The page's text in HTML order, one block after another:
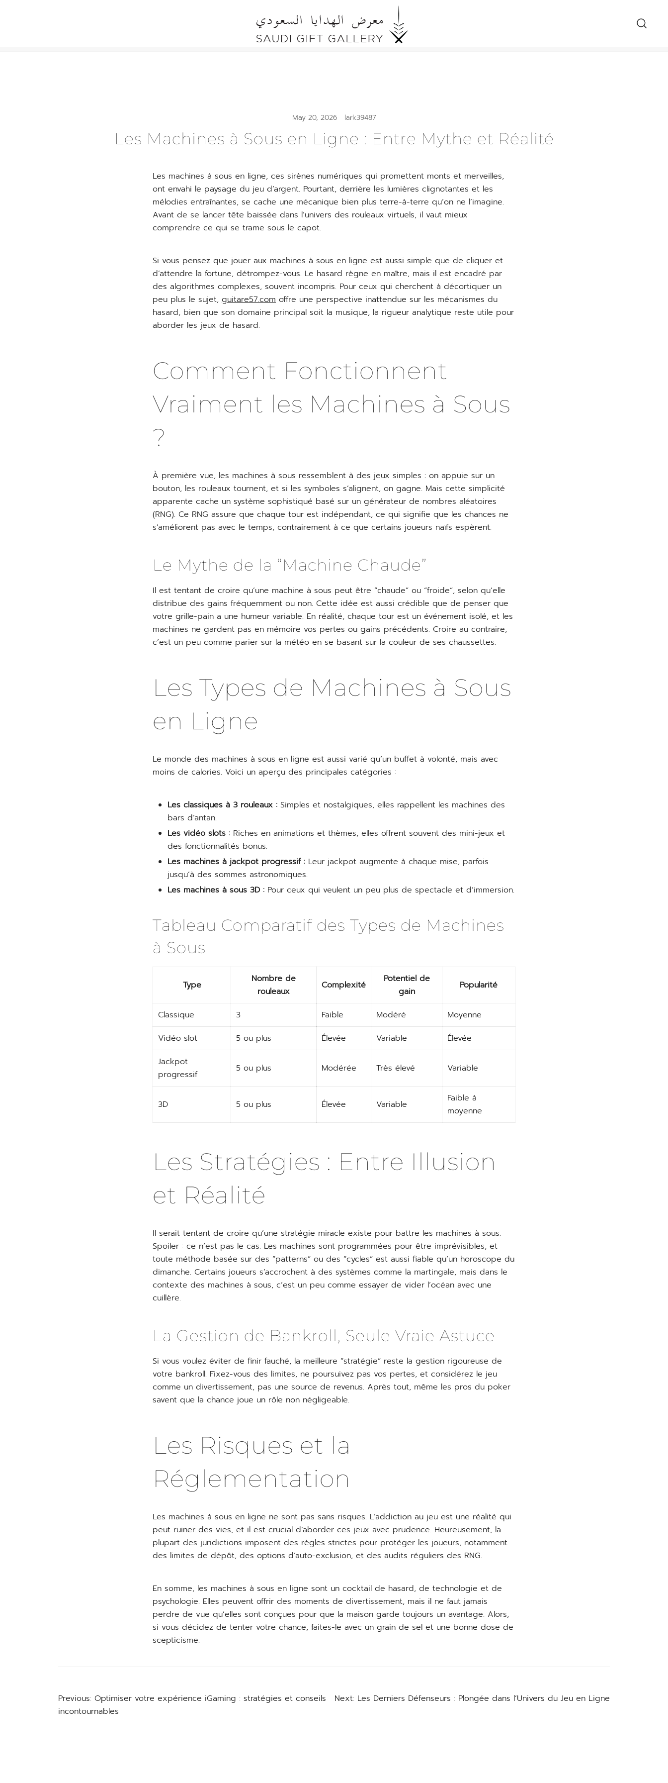
Cultural Gifts Made in Saudi Arabia معرض الهدايا السعودي
May 20, 2026 lark39487
Les Machines à Sous en Ligne : Entre Mythe et Réalité
Les machines à sous en ligne, ces sirènes numériques qui promettent monts et merveilles,
ont envahi le paysage du jeu d’argent. Pourtant, derrière les lumières clignotantes et les
mélodies entraînantes, se cache une mécanique bien plus terre-à-terre qu’on ne l’imagine.
Avant de se lancer tête baissée dans l’univers des rouleaux virtuels, il vaut mieux
comprendre ce qui se trame sous le capot.
Si vous pensez que jouer aux machines à sous en ligne est aussi simple que de cliquer et
d’attendre la fortune, détrompez-vous. Le hasard règne en maître, mais il est encadré par
des algorithmes complexes, souvent incompris. Pour ceux qui cherchent à décortiquer un
peu plus le sujet, guitare57.com offre une perspective inattendue sur les mécanismes du
hasard, bien que son domaine principal soit la musique, la rigueur analytique reste utile pour
aborder les jeux de hasard.
Comment Fonctionnent
Vraiment les Machines à Sous
?
À première vue, les machines à sous ressemblent à des jeux simples : on appuie sur un
bouton, les rouleaux tournent, et si les symboles s’alignent, on gagne. Mais cette simplicité
apparente cache un système sophistiqué basé sur un générateur de nombres aléatoires
(RNG). Ce RNG assure que chaque tour est indépendant, ce qui signifie que les chances ne
s’améliorent pas avec le temps, contrairement à ce que certains joueurs naïfs espèrent.
Le Mythe de la “Machine Chaude”
Il est tentant de croire qu’une machine à sous peut être “chaude” ou “froide”, selon qu’elle
distribue des gains fréquemment ou non. Cette idée est aussi crédible que de penser que
votre grille-pain a une humeur variable. En réalité, chaque tour est un événement isolé, et les
machines ne gardent pas en mémoire vos pertes ou gains précédents. Croire au contraire,
c’est un peu comme parier sur la météo en se basant sur la couleur de ses chaussettes.
Les Types de Machines à Sous
en Ligne
Le monde des machines à sous en ligne est aussi varié qu’un buffet à volonté, mais avec
moins de calories. Voici un aperçu des principales catégories :
Les classiques à 3 rouleaux : Simples et nostalgiques, elles rappellent les machines des
bars d’antan.
Les vidéo slots : Riches en animations et thèmes, elles offrent souvent des mini-jeux et
des fonctionnalités bonus.
Les machines à jackpot progressif : Leur jackpot augmente à chaque mise, parfois
jusqu’à des sommes astronomiques.
Les machines à sous 3D : Pour ceux qui veulent un peu plus de spectacle et d’immersion.
Tableau Comparatif des Types de Machines
à Sous
Type
Nombre de
rouleaux
Complexité
Potentiel de
gain
Popularité
Classique 3 Faible Modéré
Moyenne
Vidéo slot
5 ou plus Élevée Variable
Élevée
Jackpot
progressif
5 ou plus Modérée Très élevé Variable
3D 5 ou plus Élevée Variable
Faible à
moyenne
Les Stratégies : Entre Illusion
et Réalité
Il serait tentant de croire qu’une stratégie miracle existe pour battre les machines à sous.
Spoiler : ce n’est pas le cas. Les machines sont programmées pour être imprévisibles, et
toute méthode basée sur des “patterns” ou des “cycles” est aussi fiable qu’un horoscope du
dimanche. Certains joueurs s’accrochent à des systèmes comme la martingale, mais dans le
contexte des machines à sous, c’est un peu comme essayer de vider l’océan avec une
cuillère.
La Gestion de Bankroll, Seule Vraie Astuce
Si vous voulez éviter de finir fauché, la meilleure “stratégie” reste la gestion rigoureuse de
votre bankroll. Fixez-vous des limites, ne poursuivez pas vos pertes, et considérez le jeu
comme un divertissement, pas une source de revenus. Après tout, même les pros du poker
savent que la chance joue un rôle non négligeable.
Les Risques et la
Réglementation
Les machines à sous en ligne ne sont pas sans risques. L’addiction au jeu est une réalité qui
peut ruiner des vies, et il est crucial d’aborder ces jeux avec prudence. Heureusement, la
plupart des juridictions imposent des règles strictes pour protéger les joueurs, notamment
des limites de dépôt, des options d’auto-exclusion, et des audits réguliers des RNG.
En somme, les machines à sous en ligne sont un cocktail de hasard, de technologie et de
psychologie. Elles peuvent offrir des moments de divertissement, mais il ne faut jamais
perdre de vue qu’elles sont conçues pour que la maison garde toujours un avantage. Alors,
si vous décidez de tenter votre chance, faites-le avec un grain de sel et une bonne dose de
scepticisme.
Post
Previous: Optimiser votre expérience iGaming : stratégies et conseils
incontournables
Next: Les Derniers Défenseurs : Plongée dans l’Univers du Jeu en Ligne